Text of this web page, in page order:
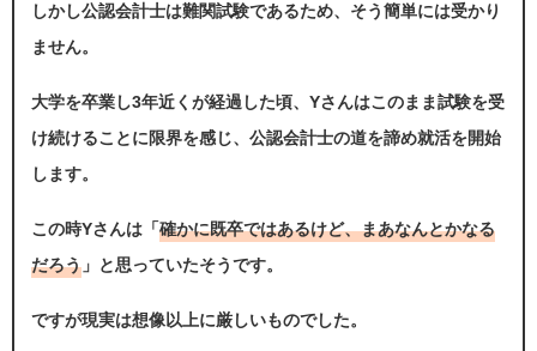
しかし公認会計士は難関試験であるため、そう簡単には受かり
ません。
大学を卒業し3年近くが経過した頃、Yさんはこのまま試験を受
け続けることに限界を感じ、公認会計士の道を諦め就活を開始
します。
この時Yさんは「確かに既卒ではあるけど、まあなんとかなる
だろう 」と思っていたそうです。
ですが現実は想像以上に厳しいものでした。